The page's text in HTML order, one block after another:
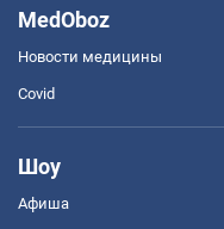
MedOboz
Новости медицины
Covid
Шоу
Афиша